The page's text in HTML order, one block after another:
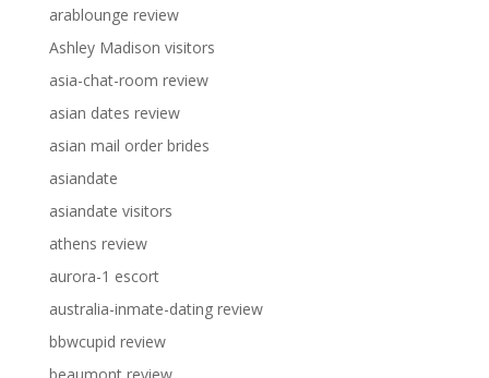
arablounge review
Ashley Madison visitors
asia-chat-room review
asian dates review
asian mail order brides
asiandate
asiandate visitors
athens review
aurora-1 escort
australia-inmate-dating review
bbwcupid review